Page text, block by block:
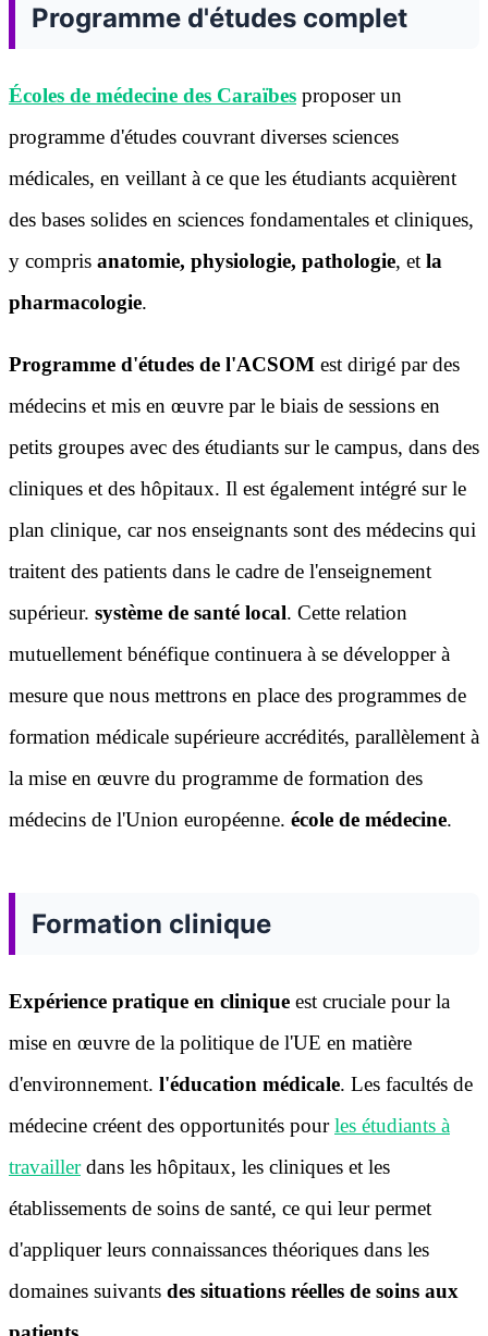
Programme d'études complet
Écoles de médecine des Caraïbes proposer un
programme d'études couvrant diverses sciences
médicales, en veillant à ce que les étudiants acquièrent
des bases solides en sciences fondamentales et cliniques,
y compris anatomie, physiologie, pathologie, et la
pharmacologie.
Programme d'études de l'ACSOM est dirigé par des
médecins et mis en œuvre par le biais de sessions en
petits groupes avec des étudiants sur le campus, dans des
cliniques et des hôpitaux. Il est également intégré sur le
plan clinique, car nos enseignants sont des médecins qui
traitent des patients dans le cadre de l'enseignement
supérieur. système de santé local. Cette relation
mutuellement bénéfique continuera à se développer à
mesure que nous mettrons en place des programmes de
formation médicale supérieure accrédités, parallèlement à
la mise en œuvre du programme de formation des
médecins de l'Union européenne. école de médecine.
Formation clinique
Expérience pratique en clinique est cruciale pour la
mise en œuvre de la politique de l'UE en matière
d'environnement. l'éducation médicale. Les facultés de
médecine créent des opportunités pourles étudiants à
travaillerdans les hôpitaux, les cliniques et les
établissements de soins de santé, ce qui leur permet
d'appliquer leurs connaissances théoriques dans les
domaines suivants des situations réelles de soins aux